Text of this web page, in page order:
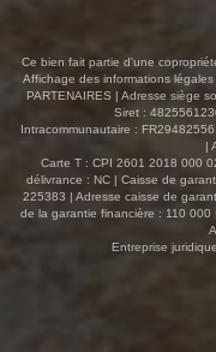
Ce bien fait partie d'une
Affichage des informations
PARTENAIRES | Adresse siège
Siret :
Intracommunautaire :
|
Carte T : CPI 2601 2018 000
délivrance : NC | Caisse de
225383 | Adresse caisse de
de la garantie financière : 110 000
Entreprise